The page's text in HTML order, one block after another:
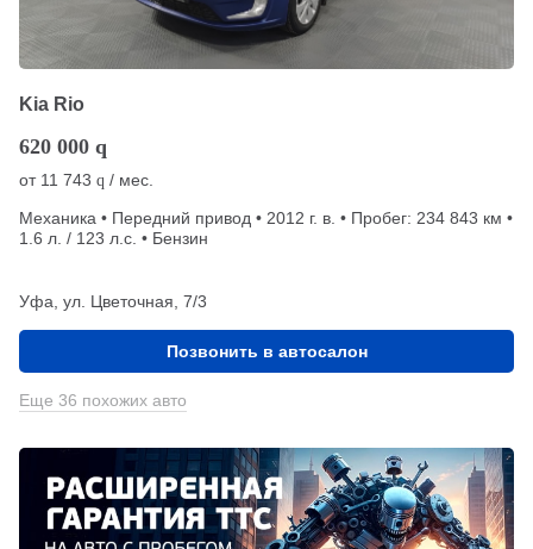
Kia Rio
620 000 q
от 11 743 q / мес.
Механика • Передний привод • 2012 г. в. • Пробег: 234 843 км •
1.6 л. / 123 л.с. • Бензин
Уфа, ул. Цветочная, 7/3
Позвонить в автосалон
Еще 36 похожих авто